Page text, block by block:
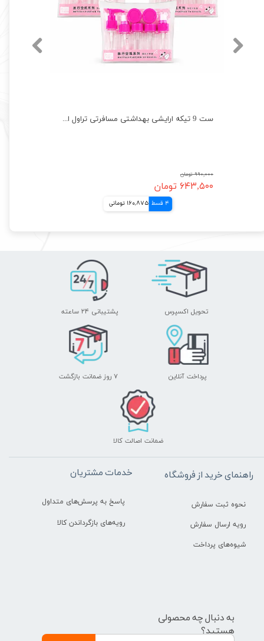
ست 9 تیکه ارایشی بهداشتی مسافرتی تراول اصل Travel
۹۹۰,۰۰۰ تومان
۶۴۳,۵۰۰ تومان
4 قسط 160,875 تومانی
تحویل اکسپرس پشتیبانی ۲۴ ساعته
پرداخت آنلاین ۷ روز ضمانت بازگشت
ضمانت اصالت کالا
راهنمای خرید از فروشگاه
نحوه ثبت سفارش
رویه ارسال سفارش
شیوه‌های پرداخت
خدمات مشتریان
پاسخ به پرسش‌های متداول
رویه‌های بازگرداندن کالا
به دنبال چه محصولی
هستید؟